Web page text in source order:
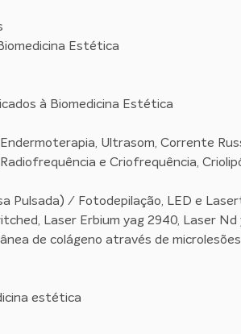
Estética
à Biomedicina Estética
Ultrasom, Corrente
e Criofrequência,
Pulsada) / Fotodepilação, LED e
Laser Erbium yag 2940, Laser Nd
de colágeno através de
estética